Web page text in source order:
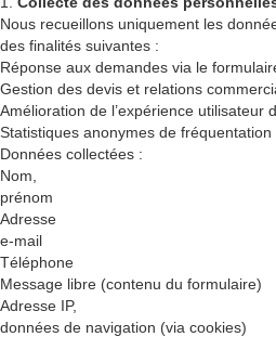
Nous recueillons uniquement les
des finalités suivantes :
Réponse aux demandes via le
Gestion des devis et relations
Amélioration de l’expérience utilisateur
Statistiques anonymes de fréquentation
Données collectées :
Nom,
prénom
Adresse
e-mail
Téléphone
Message libre (contenu du formulaire)
Adresse IP,
données de navigation (via cookies)